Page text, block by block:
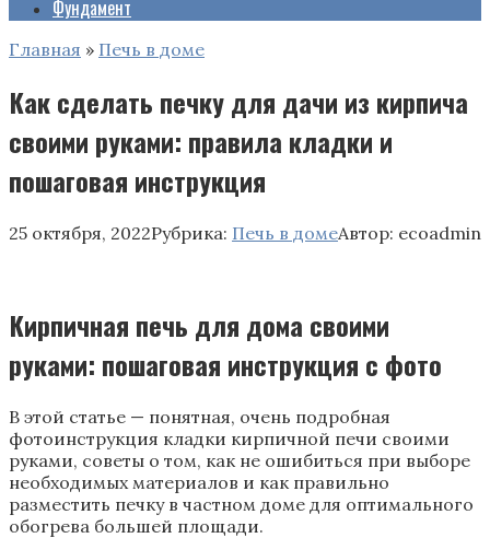
Фундамент
Главная » Печь в доме
Как сделать печку для дачи из кирпича
своими руками: правила кладки и
пошаговая инструкция
25 октября, 2022Рубрика: Печь в домеАвтор: ecoadmin
Кирпичная печь для дома своими
руками: пошаговая инструкция с фото
В этой статье — понятная, очень подробная
фотоинструкция кладки кирпичной печи своими
руками, советы о том, как не ошибиться при выборе
необходимых материалов и как правильно
разместить печку в частном доме для оптимального
обогрева большей площади.